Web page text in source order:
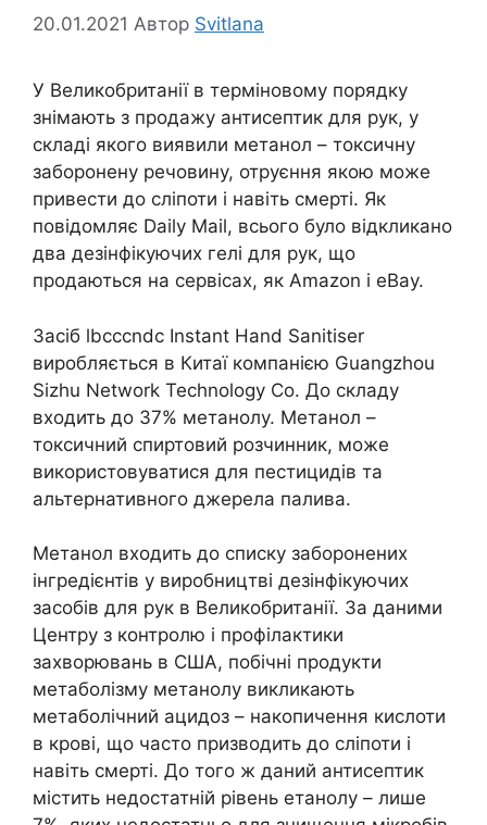
20.01.2021 Автор Svitlana
У Великобританії в терміновому порядку
знімають з продажу антисептик для рук, у
складі якого виявили метанол – токсичну
заборонену речовину, отруєння якою може
привести до сліпоти і навіть смерті. Як
повідомляє Daily Mail, всього було відкликано
два дезінфікуючих гелі для рук, що
продаються на сервісах, як Amazon і eBay.
Засіб lbcccndc Instant Hand Sanitiser
виробляється в Китаї компанією Guangzhou
Sizhu Network Technology Co. До складу
входить до 37% метанолу. Метанол –
токсичний спиртовий розчинник, може
використовуватися для пестицидів та
альтернативного джерела палива.
Метанол входить до списку заборонених
інгредієнтів у виробництві дезінфікуючих
засобів для рук в Великобританії. За даними
Центру з контролю і профілактики
захворювань в США, побічні продукти
метаболізму метанолу викликають
метаболічний ацидоз – накопичення кислоти
в крові, що часто призводить до сліпоти і
навіть смерті. До того ж даний антисептик
містить недостатній рівень етанолу – лише